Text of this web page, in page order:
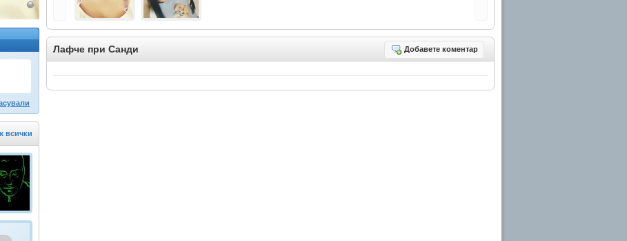
всички
Лафче при Санди Добавете коментар